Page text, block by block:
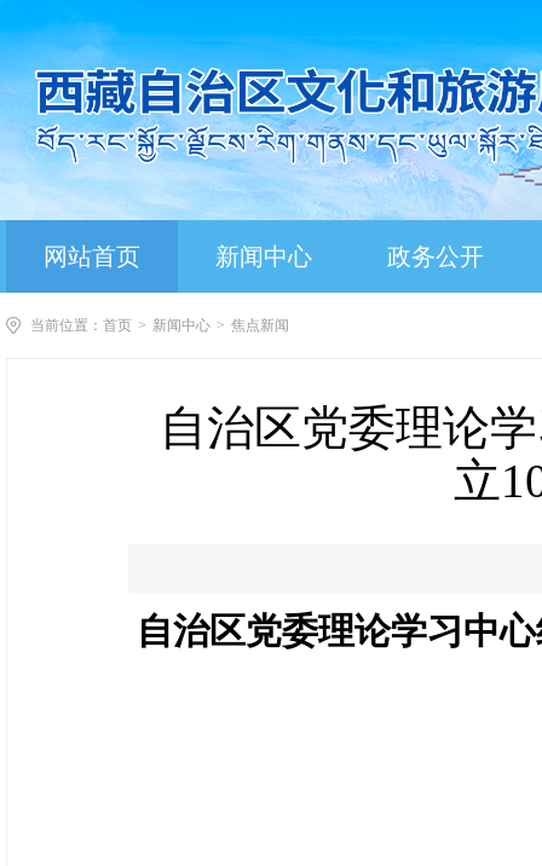
网站首页 新闻中心 政务公开
当前位置： 首页 > 新闻中心 > 焦点新闻
自治区党委理论
立
自治区党委理论学习中